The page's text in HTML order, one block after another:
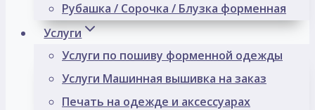
Рубашка / Сорочка / Блузка форменная
Услуги
Услуги по пошиву форменной одежды
Услуги Машинная вышивка на заказ
Печать на одежде и аксессуарах